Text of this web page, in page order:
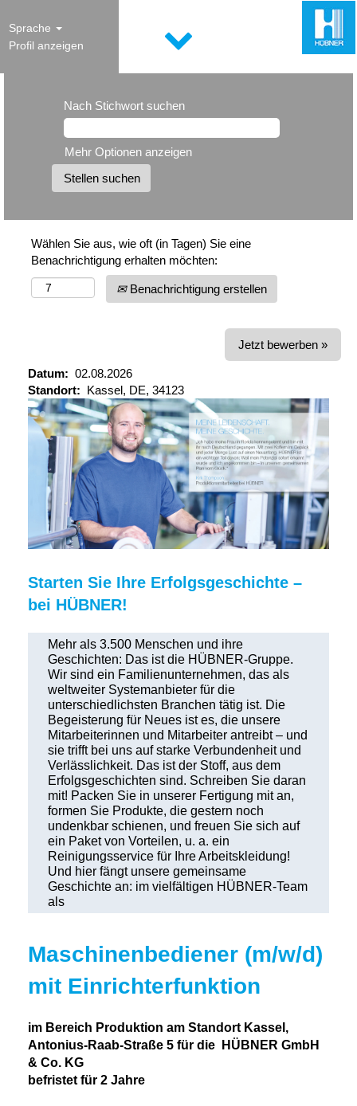
Sprache
Profil anzeigen
Nach Stichwort suchen
Mehr Optionen anzeigen
Wählen Sie aus, wie oft (in Tagen) Sie eine
Benachrichtigung erhalten möchten:
Benachrichtigung erstellen
Jetzt bewerben »
Datum: 02.08.2026
Standort: Kassel, DE, 34123
Starten Sie Ihre Erfolgsgeschichte –
bei HÜBNER!
Mehr als 3.500 Menschen und ihre
Geschichten: Das ist die HÜBNER-Gruppe.
Wir sind ein Familienunter­nehmen, das als
weltweiter Systemanbieter für die
unterschiedlichsten Branchen tätig ist. Die
Begeisterung für Neues ist es, die unsere
Mitarbeiterinnen und Mitarbeiter antreibt – und
sie trifft bei uns auf starke Verbunden­heit und
Verlässlichkeit. Das ist der Stoff, aus dem
Erfolgsgeschichten sind. Schreiben Sie daran
mit! Packen Sie in unserer Fertigung mit an,
formen Sie Produkte, die gestern noch
undenkbar schienen, und freuen Sie sich auf
ein Paket von Vorteilen, u. a. ein
Reinigungsservice für Ihre Arbeitskleidung!
Und hier fängt unsere gemeinsame
Geschichte an: im vielfältigen HÜBNER-Team
als
Maschinenbediener (m/w/d)
mit Einrichterfunktion
im Bereich Produktion am Standort Kassel,
Antonius-Raab-Straße 5 für die
HÜBNER GmbH
& Co. KG
befristet für 2 Jahre